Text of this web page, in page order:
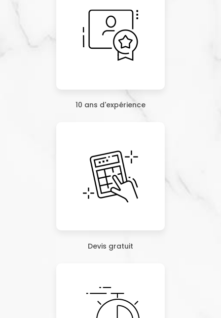
10 ans d'expérience
Devis gratuit